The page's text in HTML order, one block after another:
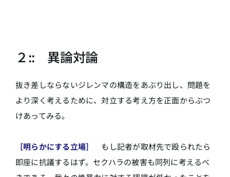
２:: 異論対論
抜き差しならないジレンマの構造をあぶり出し、問題を
より深く考えるために、対立する考え方を正面からぶつ
けあってみる。
［明らかにする立場］
もし記者が取材先で殴られたら
即座に抗議するはず。セクハラの被害も同列に考えるべ